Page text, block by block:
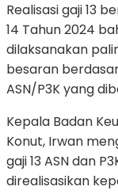
Realisasi gaji 13
14 Tahun 2024
dilaksanakan
besaran
ASN/P3K yang
Kepala Badan
Konut, Irwan
gaji 13 ASN dan
direalisasikan